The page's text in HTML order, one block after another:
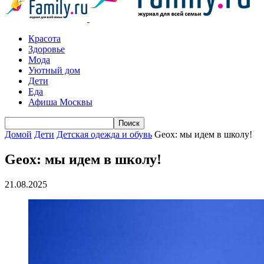
Красота
Здоровье
Мода
Уютный дом
Дети
Еда
Афиша Москвы
Домой Дети Детская одежда и обувь Geox: мы идем в школу!
Geox: мы идем в школу!
21.08.2025